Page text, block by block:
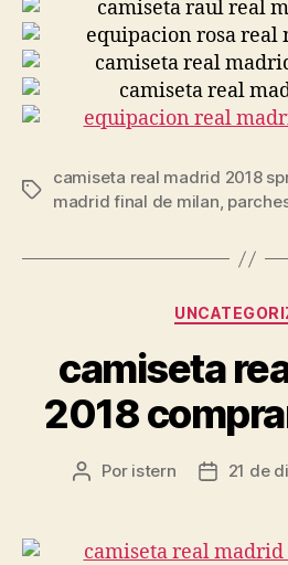
Etiquetas
camiseta real madrid 2018
madrid final de milan,
camiseta
2018
Autor
entrada
Por istern
Fecha
entrada
21 de